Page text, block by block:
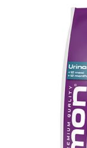
Akcija!